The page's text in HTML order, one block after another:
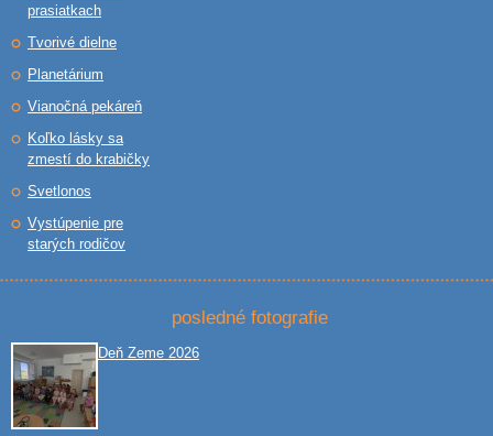
prasiatkach
Tvorivé dielne
Planetárium
Vianočná pekáreň
Koľko lásky sa
zmestí do krabičky
Svetlonos
Vystúpenie pre
starých rodičov
posledné fotografie
Deň Zeme 2026